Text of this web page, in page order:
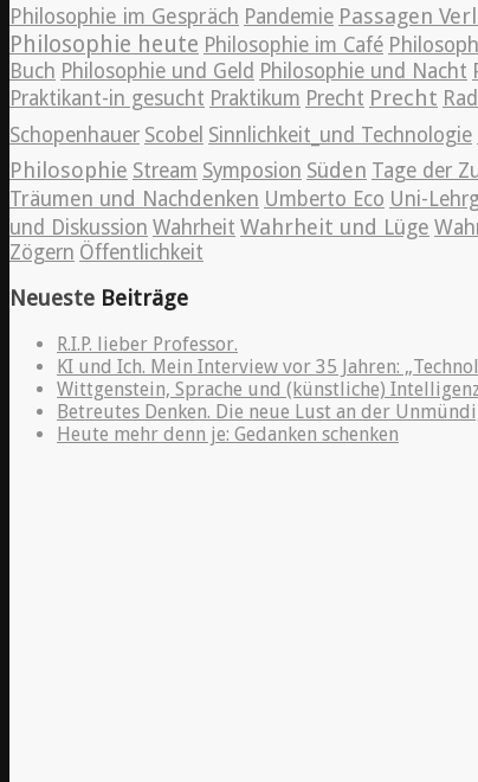
Philosophie im Gespräch Pandemie Passagen
Philosophie heute Philosophie im Café
Buch Philosophie und Geld Philosophie und Nacht
Praktikant-in gesucht Praktikum Precht Precht
Schopenhauer Scobel Sinnlichkeit_und Technologie
Philosophie Stream Symposion Süden Tage der
Träumen und Nachdenken Umberto Eco Uni-
und Diskussion Wahrheit Wahrheit und Lüge
Zögern Öffentlichkeit
Neueste Beiträge
R.I.P. lieber Professor.
KI und Ich. Mein Interview vor 35 Jahren:
Wittgenstein, Sprache und (künstliche) Intelligenz
Betreutes Denken. Die neue Lust an der
Heute mehr denn je: Gedanken schenken